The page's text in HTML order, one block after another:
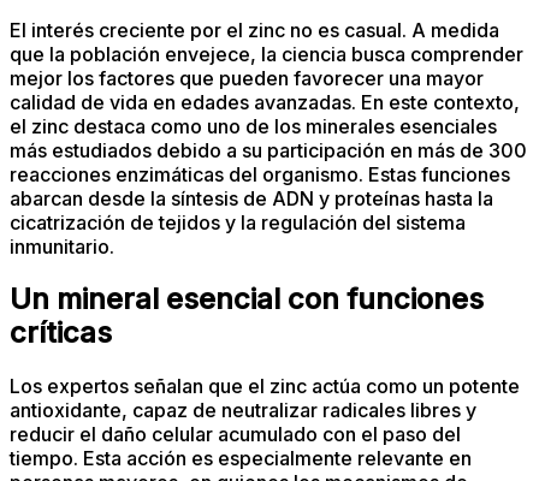
El interés creciente por el zinc no es casual. A medida
que la población envejece, la ciencia busca comprender
mejor los factores que pueden favorecer una mayor
calidad de vida en edades avanzadas. En este contexto,
el zinc destaca como uno de los minerales esenciales
más estudiados debido a su participación en más de 300
reacciones enzimáticas del organismo. Estas funciones
abarcan desde la síntesis de ADN y proteínas hasta la
cicatrización de tejidos y la regulación del sistema
inmunitario.
Un mineral esencial con funciones
críticas
Los expertos señalan que el zinc actúa como un potente
antioxidante, capaz de neutralizar radicales libres y
reducir el daño celular acumulado con el paso del
tiempo. Esta acción es especialmente relevante en